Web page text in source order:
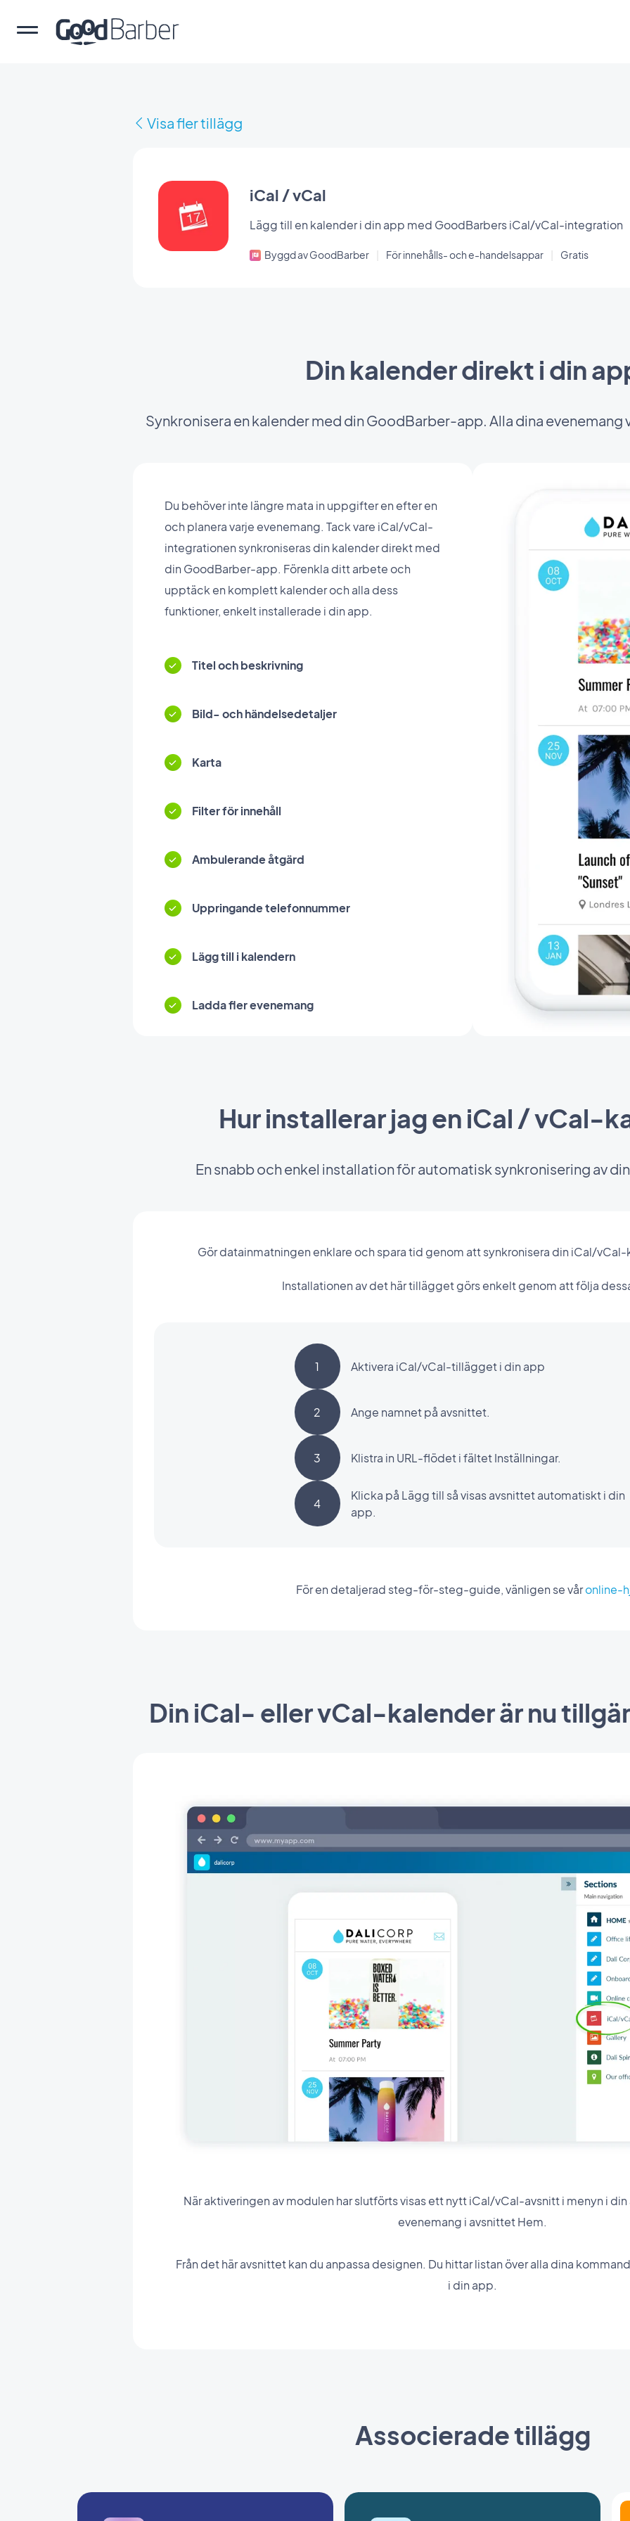
Visa fler tillägg
iCal / vCal
Lägg till en kalender i din app med GoodBarbers iCal/vCal-integration
Byggd av GoodBarber För innehålls- och e-handelsappar Gratis
Din kalender direkt i din
Synkronisera en kalender med din GoodBarber-app. Alla dina evenemang
Du behöver inte längre mata in uppgifter en efter en
och planera varje evenemang. Tack vare iCal/vCal-
integrationen synkroniseras din kalender direkt med
din GoodBarber-app. Förenkla ditt arbete och
upptäck en komplett kalender och alla dess
funktioner, enkelt installerade i din app.
Titel och beskrivning
Bild- och händelsedetaljer
Karta
Filter för innehåll
Ambulerande åtgärd
Uppringande telefonnummer
Lägg till i kalendern
Ladda fler evenemang
Hur installerar jag en iCal / vCal-
En snabb och enkel installation för automatisk synkronisering av
Gör datainmatningen enklare och spara tid genom att synkronisera din iCal/
Installationen av det här tillägget görs enkelt genom att följa
1 Aktivera iCal/vCal-tillägget i din app
2 Ange namnet på avsnittet.
3 Klistra in URL-flödet i fältet Inställningar.
4
Klicka på Lägg till så visas avsnittet automatiskt i din
app.
För en detaljerad steg-för-steg-guide, vänligen se våronline-
Din iCal- eller vCal-kalender är nu
När aktiveringen av modulen har slutförts visas ett nytt iCal/vCal-avsnitt i menyn i
evenemang i avsnittet Hem.
Från det här avsnittet kan du anpassa designen. Du hittar listan över alla dina
i din app.
Associerade tillägg